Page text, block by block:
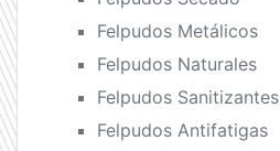
Felpudos Metálicos
Felpudos Naturales
Felpudos Sanitizantes
Felpudos Antifatigas